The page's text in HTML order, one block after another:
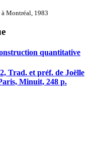
Montréal, 1983
quantitative
Trad. et préf. de Joëlle
Minuit, 248 p.